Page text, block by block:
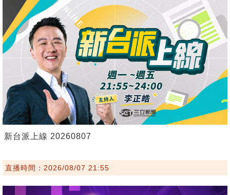
新台派上線 20260807
直播時間：2026/08/07 21:55